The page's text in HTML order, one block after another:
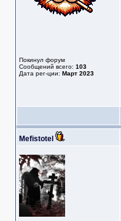
Покинул форум
Сообщений всего: 103
Дата рег-ции: Март 2023
Mefistotel